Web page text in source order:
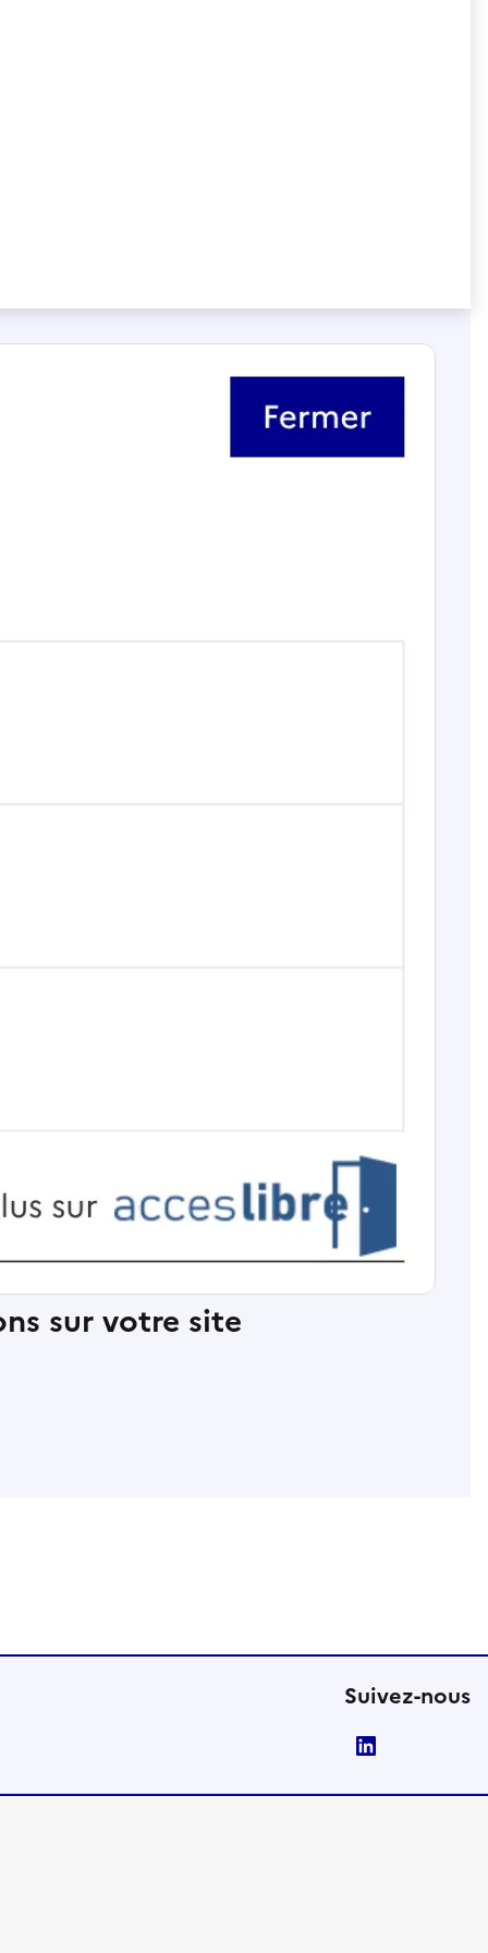
sur votre site
Suivez-nous